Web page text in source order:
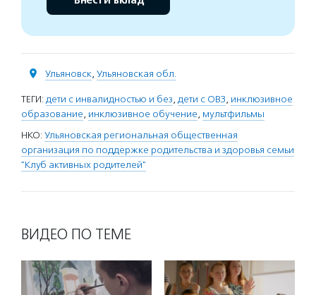
Ульяновск, Ульяновская обл.
ТЕГИ: дети с инвалидностью и без, дети с ОВЗ, инклюзивное
образование, инклюзивное обучение, мультфильмы
НКО: Ульяновская региональная общественная
организация по поддержке родительства и здоровья семьи
"Клуб активных родителей"
ВИДЕО ПО ТЕМЕ